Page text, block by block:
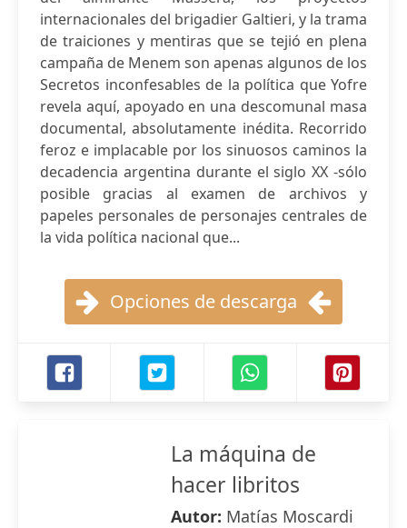
internacionales del brigadier Galtieri, y la trama
de traiciones y mentiras que se tejió en plena
campaña de Menem son apenas algunos de los
Secretos inconfesables de la política que Yofre
revela aquí, apoyado en una descomunal masa
documental, absolutamente inédita. Recorrido
feroz e implacable por los sinuosos caminos la
decadencia argentina durante el siglo XX -sólo
posible gracias al examen de archivos y
papeles personales de personajes centrales de
la vida política nacional que...
Opciones de descarga
La máquina de
hacer libritos
Autor: Matías Moscardi